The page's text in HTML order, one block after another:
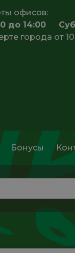
офисов:
14:00
города от
Бонусы